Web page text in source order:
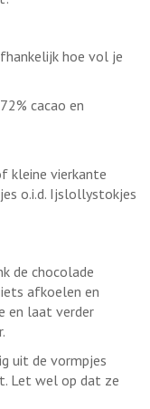
hoe vol je
cacao en
kleine vierkante
o.i.d. Ijslollystokjes
de chocolade
afkoelen en
en laat verder
uit de vormpjes
Let wel op dat ze